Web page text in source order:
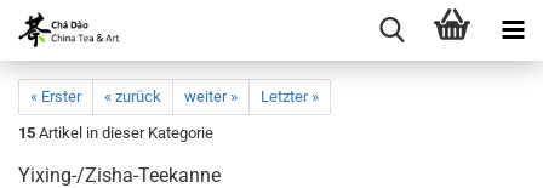
« Erster « zurück weiter »
Letzter »
15 Artikel in dieser Kategorie
Yixing-/Zisha-Teekanne